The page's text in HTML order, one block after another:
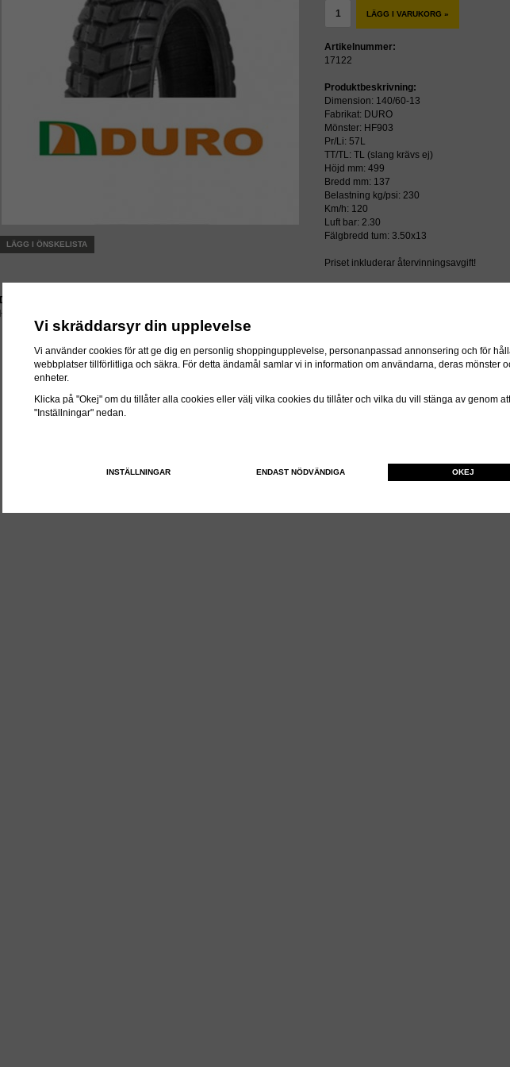
LÄGG I ÖNSKELISTA
Direktlänk:
Högerklicka och kopiera adressen
LÄGG I VARUKORG »
Artikelnummer:
17122
Produktbeskrivning:
Dimension: 140/60-13
Fabrikat: DURO
Mönster: HF903
Pr/Li: 57L
TT/TL: TL (slang krävs ej)
Höjd mm: 499
Bredd mm: 137
Belastning kg/psi: 230
Km/h: 120
Luft bar: 2.30
Fälgbredd tum: 3.50x13
Priset inkluderar återvinningsavgift!
Vi skräddarsyr din upplevelse
Vi använder cookies för att ge dig en personlig shoppingupplevelse, personanpassad annonsering och för
webbplatser tillförlitliga och säkra. För detta ändamål samlar vi in information om användarna, deras mönster
enheter.
Klicka på "Okej" om du tillåter alla cookies eller välj vilka cookies du tillåter och vilka du vill stänga av genom
"Inställningar" nedan.
INSTÄLLNINGAR ENDAST NÖDVÄNDIGA OKEJ